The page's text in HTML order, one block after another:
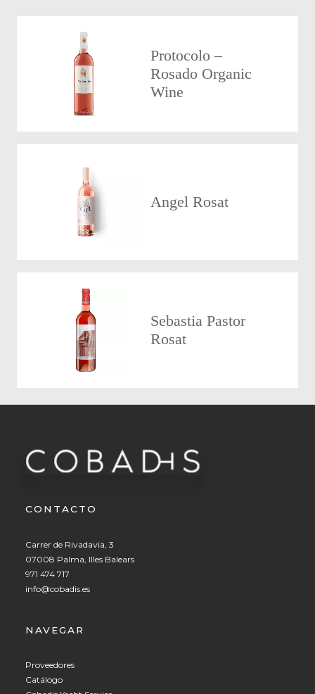
Protocolo –
Rosado Organic
Wine
Angel Rosat
Sebastia Pastor
Rosat
CONTACTO
Carrer de Rivadavia, 3
07008 Palma, Illes Balears
971 474 717
info@cobadis.es
NAVEGAR
Proveedores
Catálogo